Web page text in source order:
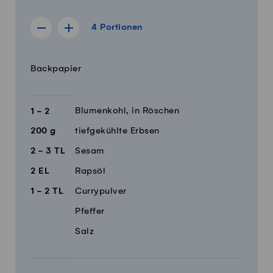
4 Portionen
Rezept für 3 Portionen anzeigen
Rezept für 5 Portionen anzeigen
4 Portionen
MengeZutaten
Backpapier
1 - 2 Blumenkohl, in Röschen
200 g tiefgekühlte Erbsen
2 - 3 TL Sesam
2 EL Rapsöl
1 - 2 TL Currypulver
Pfeffer
Salz